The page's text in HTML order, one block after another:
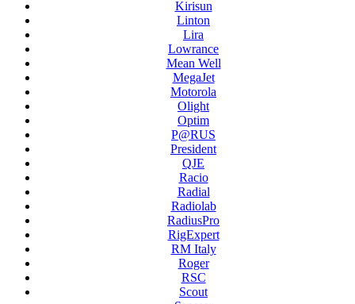
Kirisun
Linton
Lira
Lowrance
Mean Well
MegaJet
Motorola
Olight
Optim
P@RUS
President
QJE
Racio
Radial
Radiolab
RadiusPro
RigExpert
RM Italy
Roger
RSC
Scout